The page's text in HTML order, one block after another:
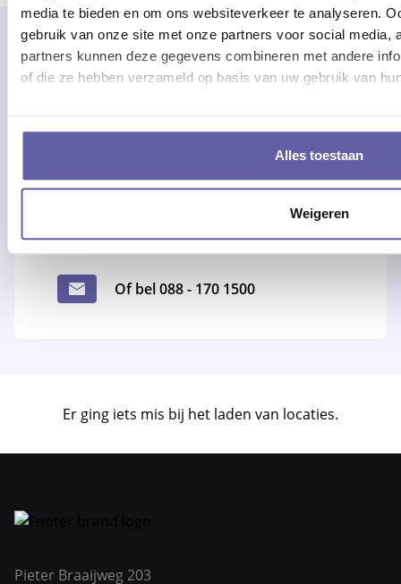
media te bieden en om ons websiteverkeer te analyseren.
gebruik van onze site met onze partners voor social media,
partners kunnen deze gegevens combineren met andere
of die ze hebben verzameld op basis van uw gebruik van
Alles toestaan
Weigeren
Advies of hulp nodig?
bereikbaar!
Of bel 088 - 170 1500
Er ging iets mis bij het laden van locaties.
Pieter Braaijweg 203